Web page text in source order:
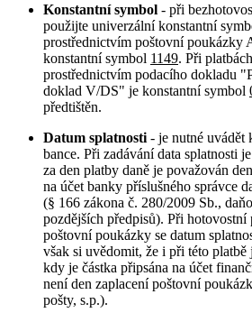
Konstantní symbol - při
použijte univerzální konstantní
prostřednictvím poštovní poukázky
konstantní symbol 1149. Při
prostřednictvím podacího dokladu
doklad V/DS" je konstantní symbol
předtištěn.
Datum splatnosti - je nutné uvádět
bance. Při zadávání data splatnosti
za den platby daně je považován
na účet banky příslušného správce
(§ 166 zákona č. 280/2009 Sb.,
pozdějších předpisů). Při hotovostní
poštovní poukázky se datum
však si uvědomit, že i při této platbě
kdy je částka připsána na účet
není den zaplacení poštovní
pošty, s.p.).